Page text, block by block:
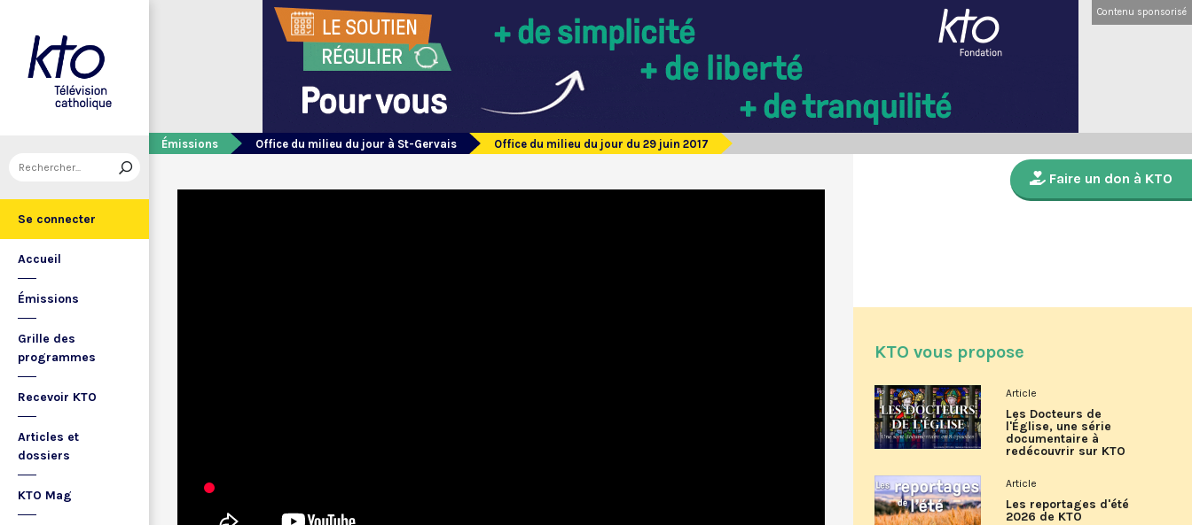
Se connecter
Accueil
Émissions
Grille des
programmes
Recevoir KTO
Articles et
dossiers
KTO Mag
Contenu sponsorisé
Émissions Office du milieu du jour à St-Gervais Office du milieu du jour du 29 juin 2017
Faire un don à KTO
KTO vous propose
Article
Les Docteurs de
l'Église, une série
documentaire à
redécouvrir sur KTO
Article
Les reportages d'été
2026 de KTO